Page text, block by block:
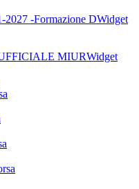
Widget
Widget